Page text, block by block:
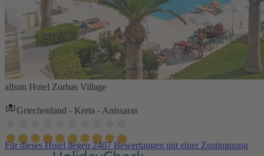
allsun Hotel Zorbas Village
Griechenland - Kreta - Anissaras
Für dieses Hotel liegen 2407 Bewertungen mit einer Zustimmung